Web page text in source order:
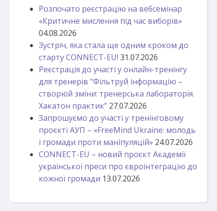
Розпочато реєстрацію на вебсемінар
«Критичне мислення під час виборів»
04.08.2026
Зустріч, яка стала ще одним кроком до
старту CONNECT-EU! 31.07.2026
Реєстрація до участі у онлайн-тренінгу
для тренерів “Фільтруй інформацію –
створюй зміни: тренерська лабораторія.
Хакатон практик” 27.07.2026
Запрошуємо до участі у тренінговому
проєкті АУП – «FreeMind Ukraine: молодь
і громади проти маніпуляцій» 24.07.2026
CONNECT-EU – новий проєкт Академії
української преси про євроінтеграцію до
кожної громади 13.07.2026